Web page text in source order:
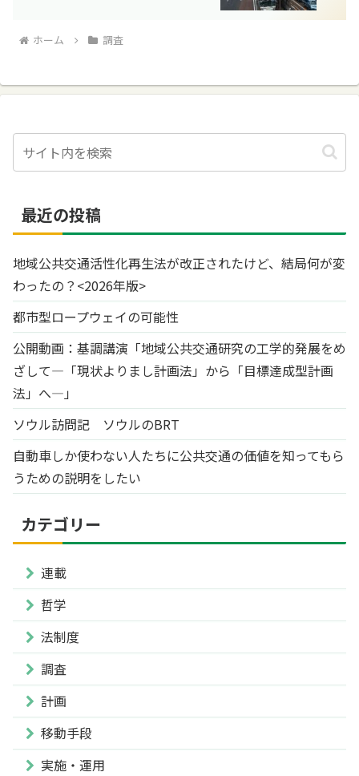
ホーム 調査
最近の投稿
地域公共交通活性化再生法が改正されたけど、結局何が変
わったの？<2026年版>
都市型ロープウェイの可能性
公開動画：基調講演「地域公共交通研究の工学的発展をめ
ざして―「現状よりまし計画法」から「目標達成型計画
法」へ―」
ソウル訪問記 ソウルのBRT
自動車しか使わない人たちに公共交通の価値を知ってもら
うための説明をしたい
カテゴリー
連載
哲学
法制度
調査
計画
移動手段
実施・運用